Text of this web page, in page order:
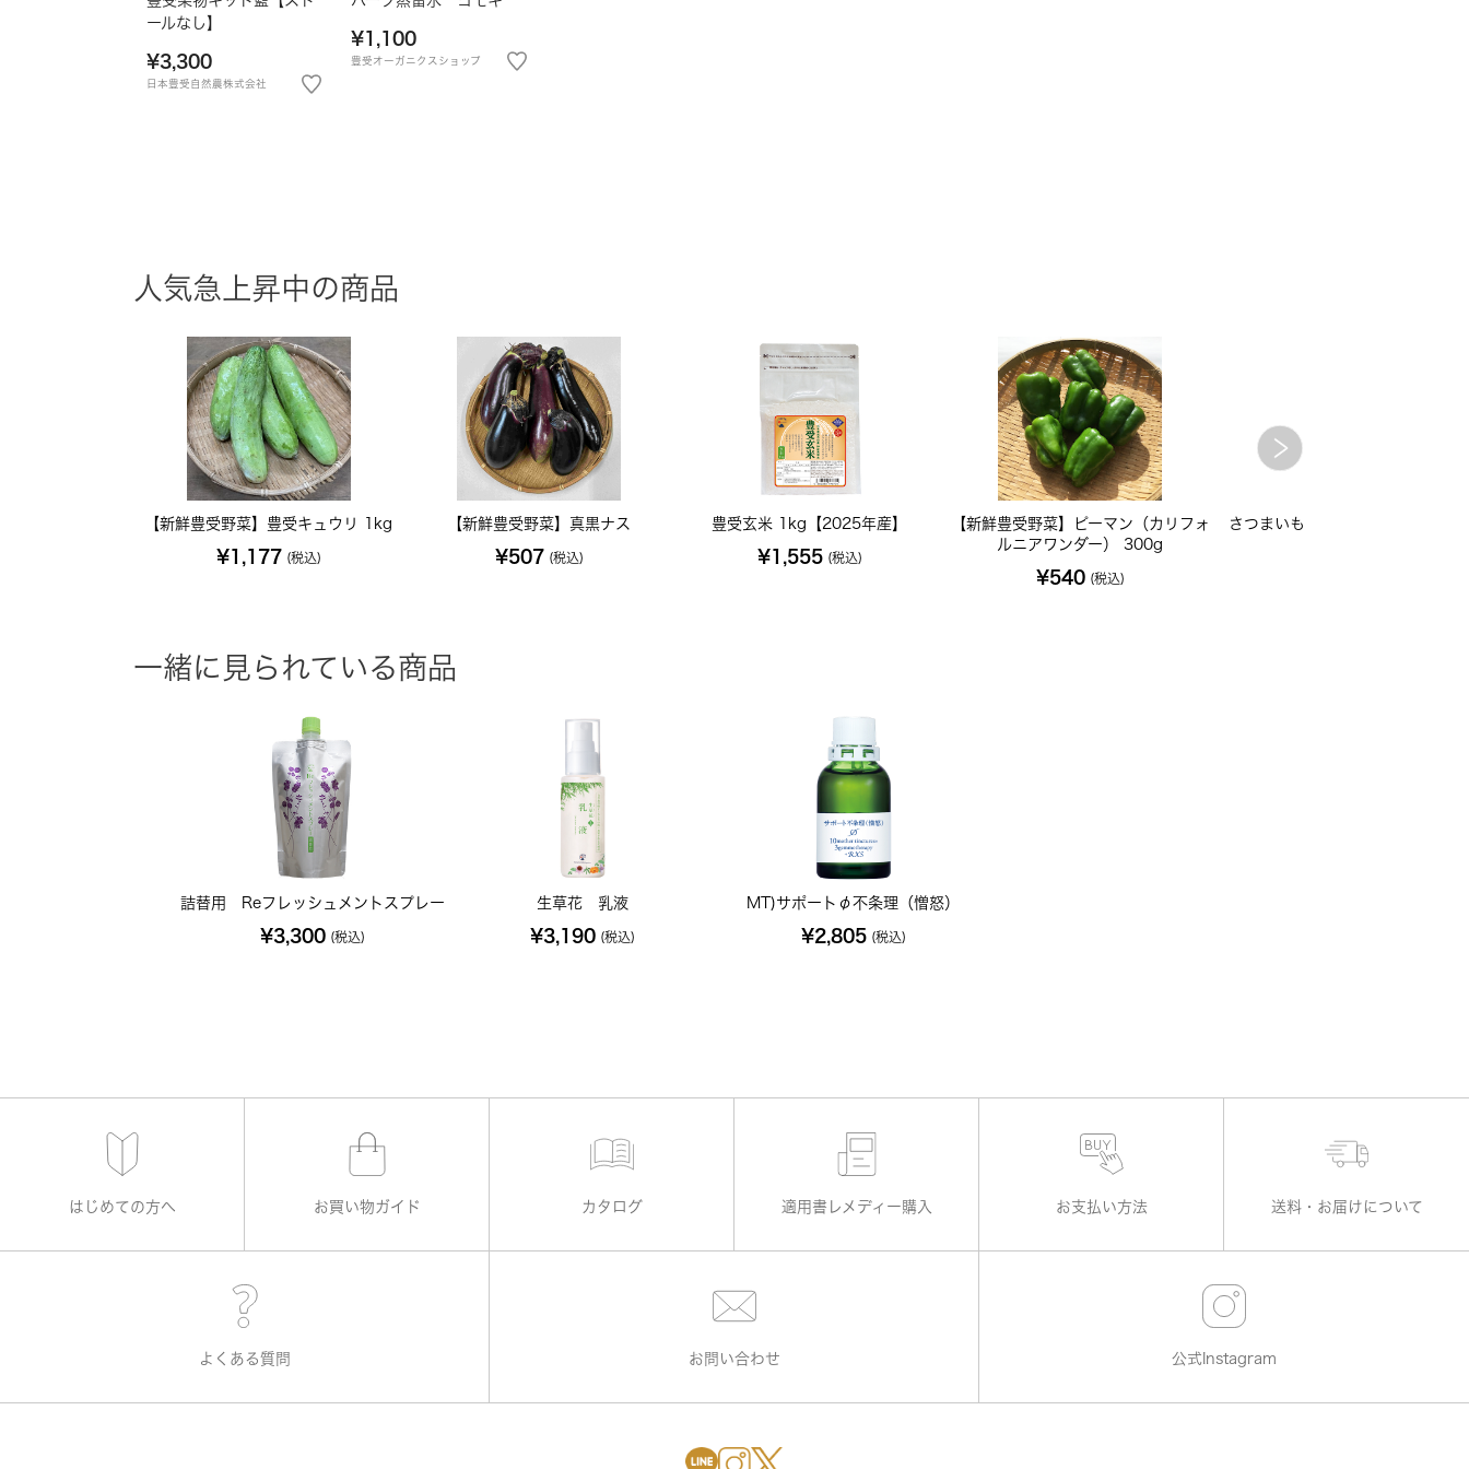
ールなし】
¥3,300
日本豊受自然農株式会社
¥1,100
豊受オーガニクスショップ
人気急上昇中の商品
【新鮮豊受野菜】豊受キュウリ 1kg
¥1,177 (税込)
【新鮮豊受野菜】真黒ナス
¥507 (税込)
豊受玄米 1kg【2025年産】
¥1,555 (税込)
【新鮮豊受野菜】ピーマン（カリフォ
ルニアワンダー） 300g
¥540 (税込)
さつまいものつる生酵素酢（ビネ
一緒に見られている商品
詰替用 Reフレッシュメントスプレー
¥3,300 (税込)
生草花 乳液
¥3,190 (税込)
MT)サポートφ不条理（憎怒）
¥2,805 (税込)
はじめての方へ お買い物ガイド カタログ 適用書レメディー購入 お支払い方法 送料・お届けについて
よくある質問 お問い合わせ 公式Instagram